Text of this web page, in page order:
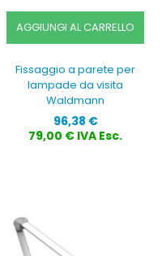
AGGIUNGI AL CARRELLO
Fissaggio a parete per
lampade da visita
Waldmann
Prezzo
96,38 €
79,00 € IVA Esc.